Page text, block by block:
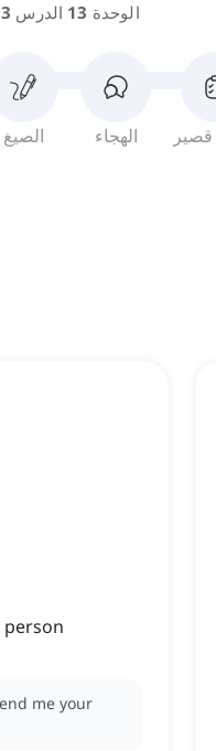
الوحدة 13 الدرس 3
الصيغ الهجاء قصير
me your